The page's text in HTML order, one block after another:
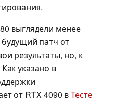
выглядели менее
будущий патч от
результаты, но, к
указано в
от RTX 4090 вТесте